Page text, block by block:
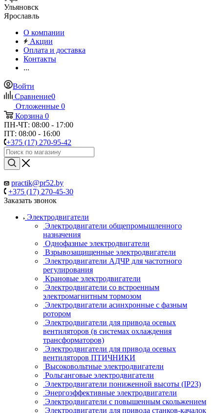
Ульяновск
Ярославль
О компании
Акции
Оплата и доставка
Контакты
...
Войти
Сравнение0
Отложенные 0
Корзина 0
ПН-ЧТ: 08:00 - 17:00
ПТ: 08:00 - 16:00
+375 (17) 270-95-42
practik@pr52.by
+375 (17) 270-45-30
Заказать звонок
Электродвигатели
Электродвигатели общепромышленного
назначения
Однофазные электродвигатели
Взрывозащищенные электродвигатели
Электродвигатели АДЧР для частотного
регулирования
Крановые электродвигатели
Электродвигатели со встроенным
электромагнитным тормозом
Электродвигатели асинхронные с фазным
ротором
Электродвигатели для привода осевых
вентиляторов (в системах охлаждения
трансформаторов)
Электродвигатели для привода осевых
вентиляторов ПТИЧНИКИ
Высоковольтные электродвигатели
Рольганговые электродвигатели
Электродвигатели пониженной высоты (IP23)
Энергоэффективные электродвигатели
Электродвигатели с повышенным скольжением
Электродвигатели для привода станков-качалок